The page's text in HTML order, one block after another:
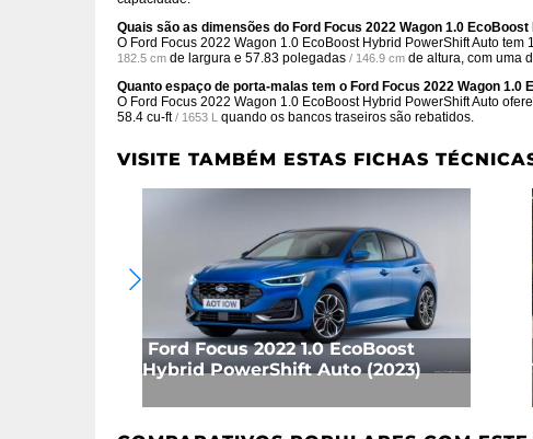
Quais são as dimensões do Ford Focus 2022 Wagon 1.0
O Ford Focus 2022 Wagon 1.0 EcoBoost Hybrid PowerShift Auto tem
182.5 cm de largura e 57.83 polegadas / 146.9 cm de altura, com uma
Quanto espaço de porta-malas tem o Ford Focus 2022 Wagon 1.0
O Ford Focus 2022 Wagon 1.0 EcoBoost Hybrid PowerShift Auto
58.4 cu-ft / 1653 L quando os bancos traseiros são rebatidos.
VISITE TAMBÉM ESTAS FICHAS
Ford Focus 2022 1.0 EcoBoost
Hybrid PowerShift Auto (2023)